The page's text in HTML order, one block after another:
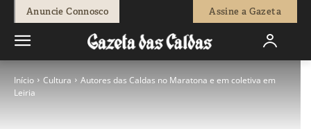
Anuncie Connosco Assine a Gazeta
Início Cultura
Autores das Caldas no Maratona e em coletiva em
Leiria